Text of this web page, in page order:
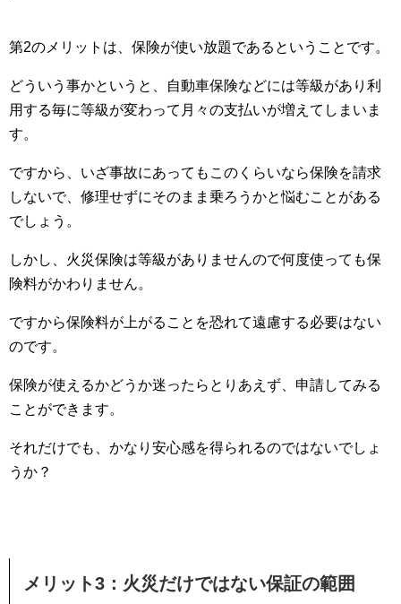
第2のメリットは、保険が使い放題であるということです。
どういう事かというと、自動車保険などには等級があり利
用する毎に等級が変わって月々の支払いが増えてしまいま
す。
ですから、いざ事故にあってもこのくらいなら保険を請求
しないで、修理せずにそのまま乗ろうかと悩むことがある
でしょう。
しかし、火災保険は等級がありませんので何度使っても保
険料がかわりません。
ですから保険料が上がることを恐れて遠慮する必要はない
のです。
保険が使えるかどうか迷ったらとりあえず、申請してみる
ことができます。
それだけでも、かなり安心感を得られるのではないでしょ
うか？
メリット3：火災だけではない保証の範囲